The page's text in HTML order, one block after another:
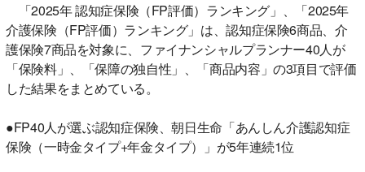
「2025年 認知症保険（FP評価）ランキング」、「2025年
介護保険（FP評価）ランキング」は、認知症保険6商品、介
護保険7商品を対象に、ファイナンシャルプランナー40人が
「保険料」、「保障の独自性」、「商品内容」の3項目で評価
した結果をまとめている。
●FP40人が選ぶ認知症保険、朝日生命「あんしん介護認知症
保険（一時金タイプ+年金タイプ）」が5年連続1位